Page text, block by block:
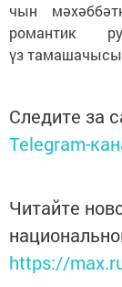
чын
романтик
үз
Следите за
Telegram-
Читайте
https://